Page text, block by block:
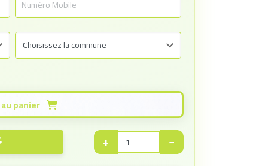
Ajouter au panier
−
+